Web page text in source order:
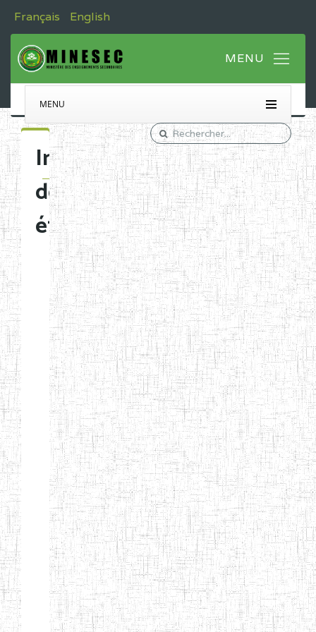
Français English
MENU
Immatriculation
des
établissements
Etablissements
d'enseignement
normal
ENI
Chercher:
Effacer les filtres
Denomination
Type